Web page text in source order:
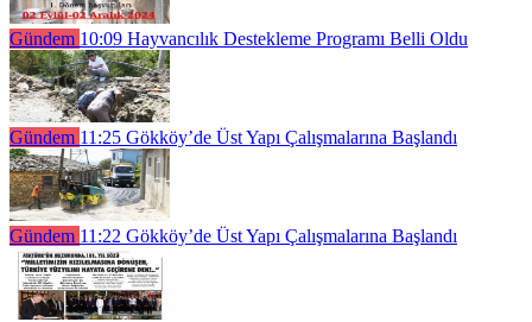
Gündem 10:09 Hayvancılık Destekleme Programı Belli Oldu
Gündem 11:25 Gökköy’de Üst Yapı Çalışmalarına Başlandı
Gündem 11:22 Gökköy’de Üst Yapı Çalışmalarına Başlandı